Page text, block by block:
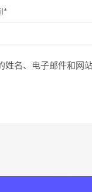
姓名、电子邮件和网